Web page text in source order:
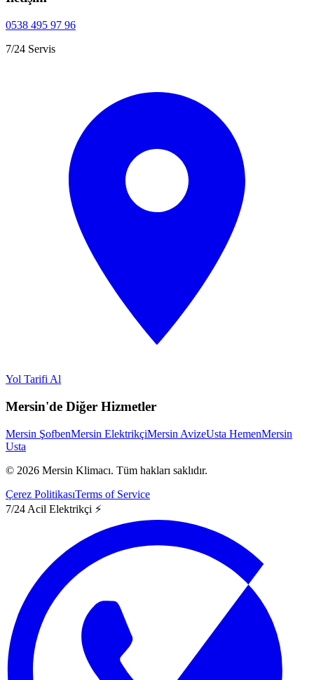
0538 495 97 96
7/24 Servis
Yol Tarifi Al
Mersin'de Diğer Hizmetler
Mersin ŞofbenMersin ElektrikçiMersin AvizeUsta HemenMersin
Usta
© 2026 Mersin Klimacı. Tüm hakları saklıdır.
Çerez PolitikasıTerms of Service
7/24 Acil Elektrikçi ⚡